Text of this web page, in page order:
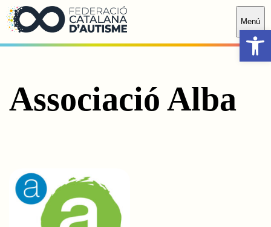
Saltar al contingut principal
Menú
Associació Alba